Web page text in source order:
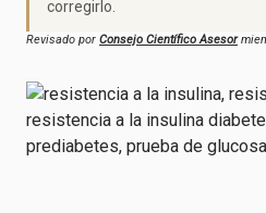
corregirlo.
Revisado por Consejo Científico Asesor